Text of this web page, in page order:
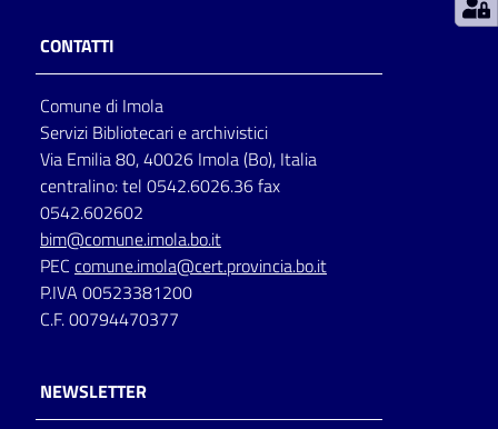
per
lettura
Seguici
su
CONTATTI
Comune di Imola
Servizi Bibliotecari e archivistici
Via Emilia 80, 40026 Imola (Bo), Italia
centralino: tel 0542.6026.36 fax
0542.602602
bim@comune.imola.bo.it
PEC comune.imola@cert.provincia.bo.it
P.IVA 00523381200
C.F. 00794470377
NEWSLETTER